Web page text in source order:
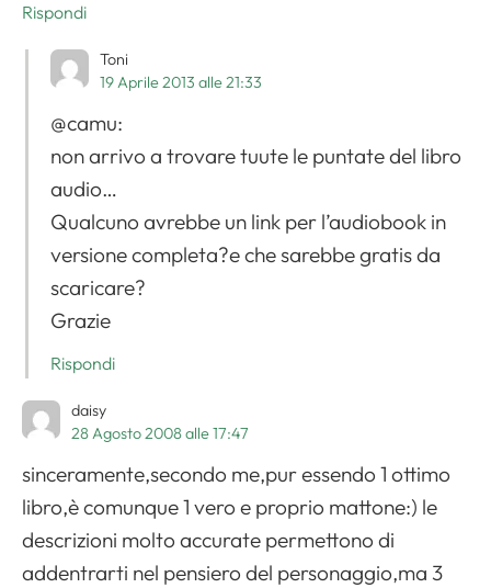
Rispondi
Toni
19 Aprile 2013 alle 21:33
@camu:
non arrivo a trovare tuute le puntate del libro
audio…
Qualcuno avrebbe un link per l’audiobook in
versione completa?e che sarebbe gratis da
scaricare?
Grazie
Rispondi
daisy
28 Agosto 2008 alle 17:47
sinceramente,secondo me,pur essendo 1 ottimo
libro,è comunque 1 vero e proprio mattone:) le
descrizioni molto accurate permettono di
addentrarti nel pensiero del personaggio,ma 3